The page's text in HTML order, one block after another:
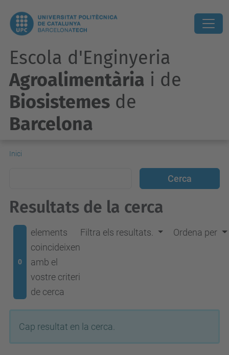
Escola d'Enginyeria
Agroalimentària i de
Biosistemes de
Barcelona
Inici
Resultats de la cerca
0
elements
coincideixen
amb el
vostre criteri
de cerca
Filtra els resultats. Ordena per
Cap resultat en la cerca.